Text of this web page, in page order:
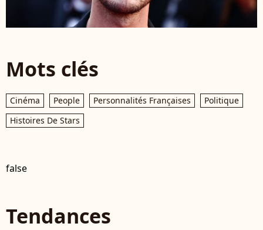
Mots clés
Cinéma People Personnalités Françaises
Politique
Histoires De Stars
false
Tendances